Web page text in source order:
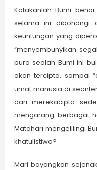
Katakanlah Bumi
selama ini dibohongi
keuntungan yang
“menyembunyikan
pura seolah Bumi ini
akan tercipta, sampai
umat manusia di
dari merekacipta
mengarang berbagai
Matahari mengelilingi
khatulistiwa?
Mari bayangkan